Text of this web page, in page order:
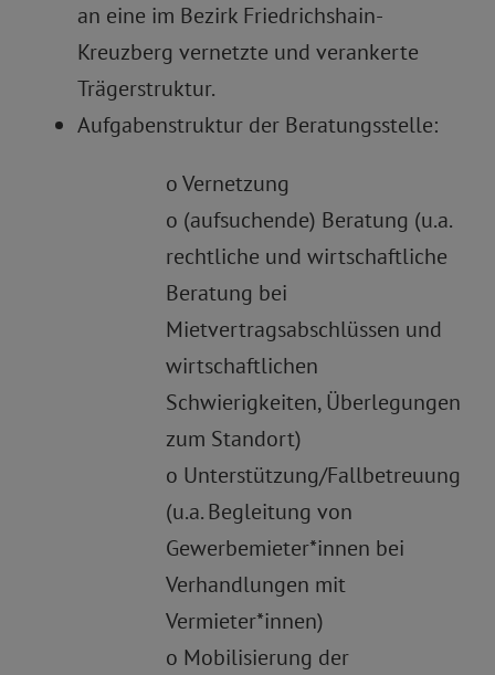
an eine im Bezirk Friedrichshain-
Kreuzberg vernetzte und verankerte
Trägerstruktur.
Aufgabenstruktur der Beratungsstelle:
o Vernetzung
o (aufsuchende) Beratung (u.a.
rechtliche und wirtschaftliche
Beratung bei
Mietvertragsabschlüssen und
wirtschaftlichen
Schwierigkeiten, Überlegungen
zum Standort)
o Unterstützung/Fallbetreuung
(u.a. Begleitung von
Gewerbemieter*innen bei
Verhandlungen mit
Vermieter*innen)
o Mobilisierung der